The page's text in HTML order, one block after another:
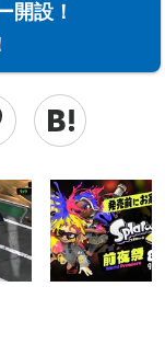
開設！